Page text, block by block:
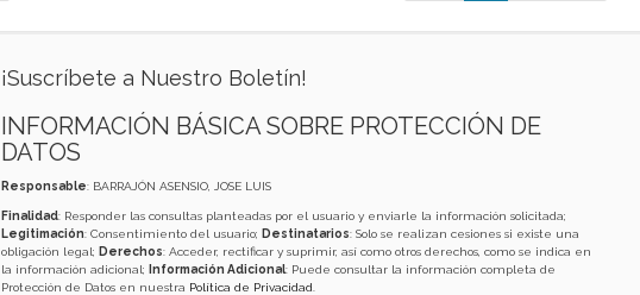
¡Suscríbete a Nuestro Boletín!
INFORMACIÓN BÁSICA SOBRE PROTECCIÓN DE
DATOS
Responsable: BARRAJÓN ASENSIO, JOSE LUIS
Finalidad: Responder las consultas planteadas por el usuario y enviarle la información solicitada;
Legitimación: Consentimiento del usuario; Destinatarios: Solo se realizan cesiones si existe una
obligación legal; Derechos: Acceder, rectificar y suprimir, así como otros derechos, como se indica en
la información adicional;
Información Adicional: Puede consultar la información completa de
Protección de Datos en nuestra Política de Privacidad